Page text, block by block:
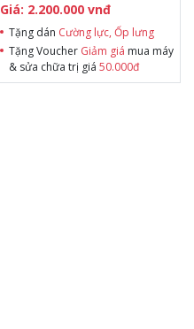
Giá: 2.200.000 vnđ
Tặng dán Cường lực, Ốp lưng
Tặng Voucher Giảm giá mua máy
& sửa chữa trị giá 50.000đ